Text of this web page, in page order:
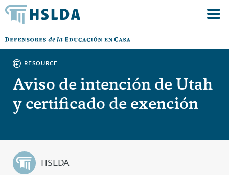
RESOURCE
Aviso de intención de Utah
y certificado de exención
HSLDA